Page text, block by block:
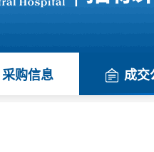
采购信息 成交